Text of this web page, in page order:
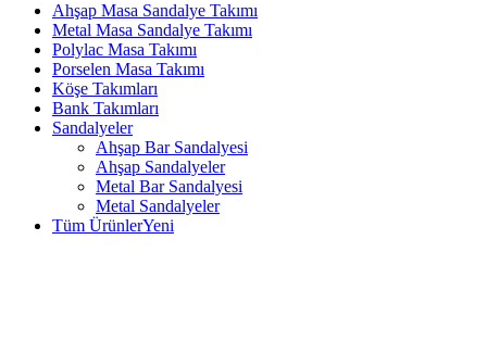
Ahşap Masa Sandalye Takımı
Metal Masa Sandalye Takımı
Polylac Masa Takımı
Porselen Masa Takımı
Köşe Takımları
Bank Takımları
Sandalyeler
Ahşap Bar Sandalyesi
Ahşap Sandalyeler
Metal Bar Sandalyesi
Metal Sandalyeler
Tüm ÜrünlerYeni